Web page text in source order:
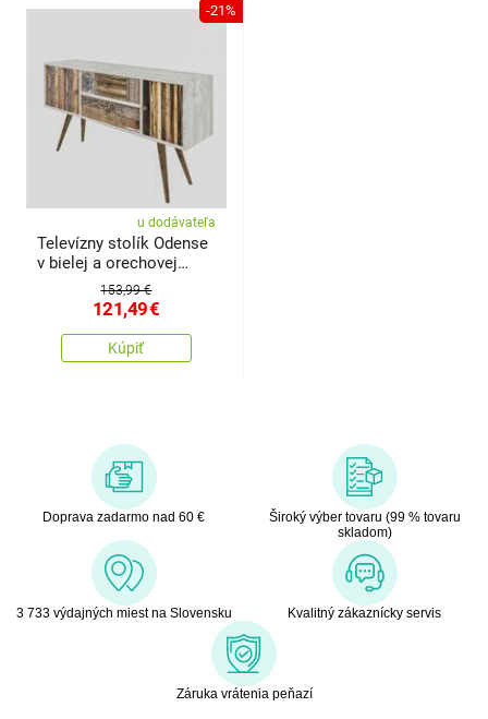
-21%
u dodávateľa
Televízny stolík Odense
v bielej a orechovej
153,99 €
121,49€
Kúpiť
Doprava zadarmo nad 60 €
Široký výber tovaru (99 % tovaru
skladom)
3 733 výdajných miest na Slovensku Kvalitný zákaznícky servis
Záruka vrátenia peňazí